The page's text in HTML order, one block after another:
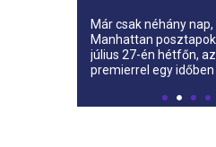
Már csak néhány
Manhattan
július 27-én hétfőn,
premierrel egy
City harmadik évada.